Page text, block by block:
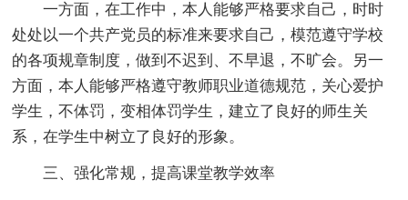
一方面，在工作中，本人能够严格要求自己，时时
处处以一个共产党员的标准来要求自己，模范遵守学校
的各项规章制度，做到不迟到、不早退，不旷会。另一
方面，本人能够严格遵守教师职业道德规范，关心爱护
学生，不体罚，变相体罚学生，建立了良好的师生关
系，在学生中树立了良好的形象。
三、强化常规，提高课堂教学效率